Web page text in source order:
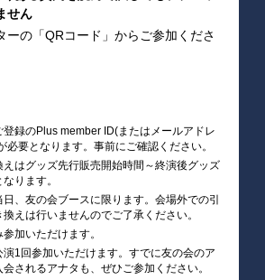
せん
の「QRコード」からご参加くださ
録のPlus member ID(またはメールアドレ
必要となります。事前にご確認ください。
はグッズ先行販売開始時間～終演後グッズ
ります。
、友の会ブースに限ります。会場外での引
えは行いませんのでご了承ください。
加いただけます。
1回参加いただけます。すでに友の会のア
されるアナタも、ぜひご参加ください。